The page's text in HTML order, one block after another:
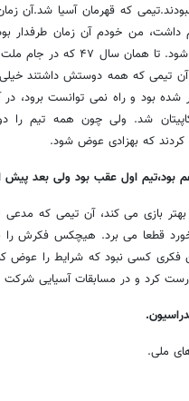
که قهرمان آسیا شد.آن
داشت، من خودم آن زمان طرفدار
نمی کرد این تیم عوض شود. تا
آن تیمی که همه دوستش داشتند
شده بود و راه نمی توانست برود،
شد. ولی چون همه تیم را
کردند که بهزادی عوض شود.
بود،تیم اول عقب بود ولی بعد پیش
بازی می کند، آن تیمی که مدعی
قطعا می برد. هیچکس فکرش را
فکری کسی نبود که شرایط را عوض
کرد و در مسابقات آسیایی شرکت
ملی.